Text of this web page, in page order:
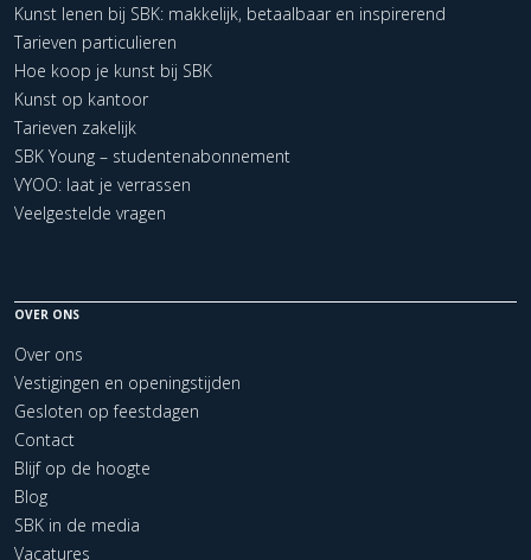
Kunst lenen bij SBK: makkelijk, betaalbaar en inspirerend
Tarieven particulieren
Hoe koop je kunst bij SBK
Kunst op kantoor
Tarieven zakelijk
SBK Young – studentenabonnement
VYOO: laat je verrassen
Veelgestelde vragen
OVER ONS
Over ons
Vestigingen en openingstijden
Gesloten op feestdagen
Contact
Blijf op de hoogte
Blog
SBK in de media
Vacatures